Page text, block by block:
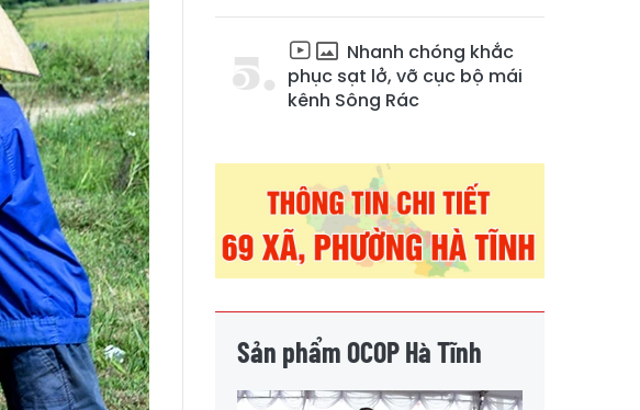
Nhanh chóng khắc
phục sạt lở, vỡ cục bộ mái
kênh Sông Rác
Sản phẩm OCOP Hà Tĩnh